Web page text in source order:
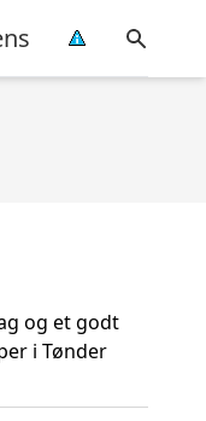
og et godt
i Tønder